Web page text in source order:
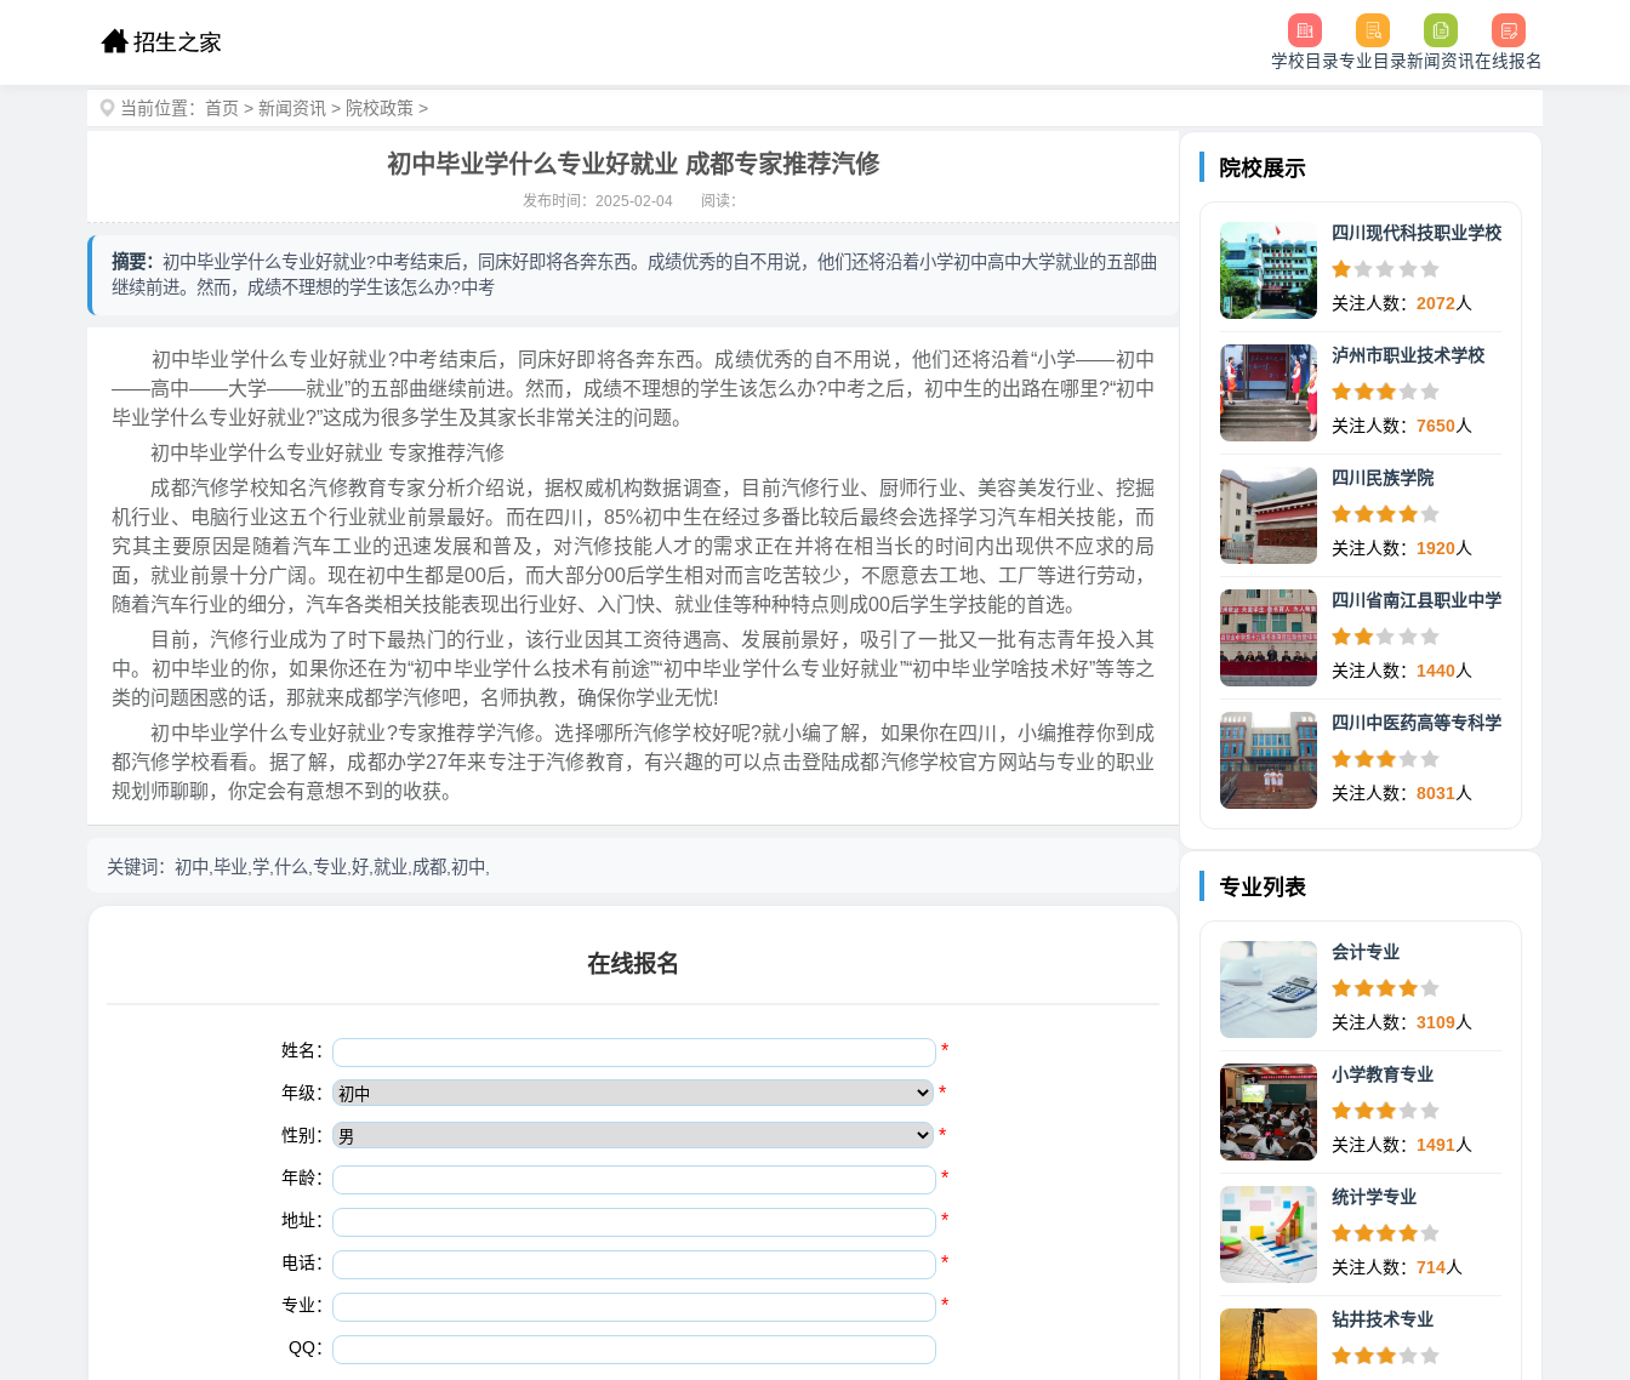
学校目录专业目录新闻资讯在线报名
当前位置： 首页 > 新闻资讯 > 院校政策 >
初中毕业学什么专业好就业 成都专家推荐汽修
发布时间：2025-02-04 阅读：
摘要： 初中毕业学什么专业好就业?中考结束后，同床好即将各奔东西。成绩优秀的自不用说，他们还将沿着小学初中高中大学就业的五部曲
继续前进。然而，成绩不理想的学生该怎么办?中考
初中毕业学什么专业好就业?中考结束后，同床好即将各奔东西。成绩优秀的自不用说，他们还将沿着“小学——初中
——高中——大学——就业”的五部曲继续前进。然而，成绩不理想的学生该怎么办?中考之后，初中生的出路在哪里?“初中
毕业学什么专业好就业?”这成为很多学生及其家长非常关注的问题。
初中毕业学什么专业好就业 专家推荐汽修
成都汽修学校知名汽修教育专家分析介绍说，据权威机构数据调查，目前汽修行业、厨师行业、美容美发行业、挖掘
机行业、电脑行业这五个行业就业前景最好。而在四川，85%初中生在经过多番比较后最终会选择学习汽车相关技能，而
究其主要原因是随着汽车工业的迅速发展和普及，对汽修技能人才的需求正在并将在相当长的时间内出现供不应求的局
面，就业前景十分广阔。现在初中生都是00后，而大部分00后学生相对而言吃苦较少，不愿意去工地、工厂等进行劳动，
随着汽车行业的细分，汽车各类相关技能表现出行业好、入门快、就业佳等种种特点则成00后学生学技能的首选。
目前，汽修行业成为了时下最热门的行业，该行业因其工资待遇高、发展前景好，吸引了一批又一批有志青年投入其
中。初中毕业的你，如果你还在为“初中毕业学什么技术有前途”“初中毕业学什么专业好就业”“初中毕业学啥技术好”等等之
类的问题困惑的话，那就来成都学汽修吧，名师执教，确保你学业无忧!
初中毕业学什么专业好就业?专家推荐学汽修。选择哪所汽修学校好呢?就小编了解，如果你在四川，小编推荐你到成
都汽修学校看看。据了解，成都办学27年来专注于汽修教育，有兴趣的可以点击登陆成都汽修学校官方网站与专业的职业
规划师聊聊，你定会有意想不到的收获。
关键词： 初中,毕业,学,什么,专业,好,就业,成都,初中,
在线报名
姓名： *
年级： *
性别： *
年龄： *
地址： *
电话： *
专业： *
QQ：
院校展示
四川现代科技职业学校
关注人数： 2072人
泸州市职业技术学校
关注人数： 7650人
四川民族学院
关注人数： 1920人
四川省南江县职业中学
关注人数： 1440人
四川中医药高等专科学
关注人数： 8031人
专业列表
会计专业
关注人数： 3109人
小学教育专业
关注人数： 1491人
统计学专业
关注人数： 714人
钻井技术专业